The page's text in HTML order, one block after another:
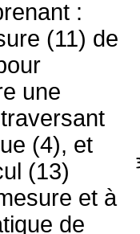
:
(11) de
une
(4), et
(13)
et à
de